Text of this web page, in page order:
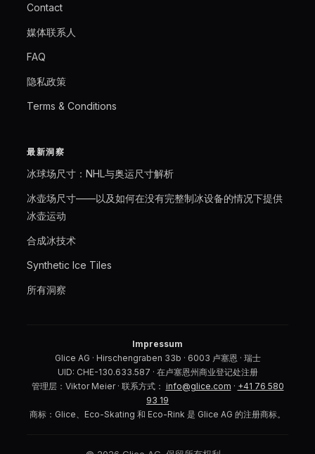
Contact
媒体联系人
FAQ
隐私政策
Terms & Conditions
最新洞察
冰球场尺寸：NHL与奥运尺寸解析
冰壶场尺寸——以及如何在没有完整制冰设备的情况下提供
冰壶运动
合成冰技术
Synthetic Ice Tiles
所有洞察
Impressum
Glice AG · Hirschengraben 33b · 6003 卢塞恩 · 瑞士
UID: CHE-130.633.587 · 在卢塞恩州商业登记处注册
管理层：Viktor Meier · 联系方式： info@glice.com · +41 76 580
93 19
商标：Glice、Eco-Skating 和 Eco-Rink 是 Glice AG 的注册商标。